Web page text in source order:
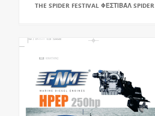
THE SPIDER FESTIVAL ΦΕΣΤΙΒΆΛ SPIDER